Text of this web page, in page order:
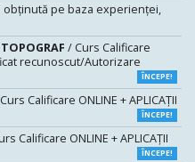
obținută pe baza experienței,
/ Curs Calificare
recunoscut/Autorizare
ÎNCEPE!
Calificare ONLINE + APLICAȚII
ÎNCEPE!
Calificare ONLINE + APLICAȚII
ÎNCEPE!